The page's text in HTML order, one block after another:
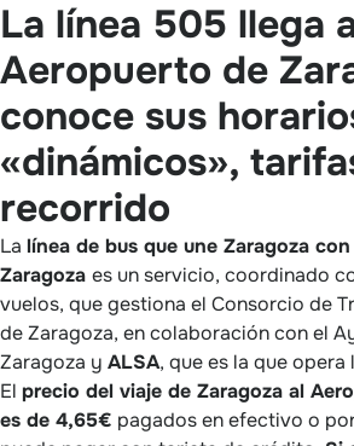
La línea 505 llega
Aeropuerto de
conoce sus
«dinámicos»,
recorrido
La línea de bus que une Zaragoza
Zaragoza es un servicio, coordinado
vuelos, que gestiona el Consorcio de
de Zaragoza, en colaboración con el
Zaragoza y ALSA, que es la que opera
El precio del viaje de Zaragoza al
es de 4,65€ pagados en efectivo o